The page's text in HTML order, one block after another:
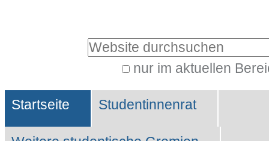
Website durchsuchen
nur im aktuellen
Suche…
Sektionen
Startseite Studentinnenrat